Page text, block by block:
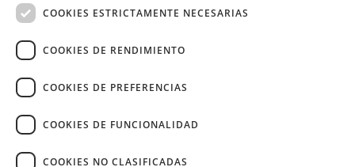
Image
COOKIES ESTRICTAMENTE NECESARIAS
COOKIES DE RENDIMIENTO
COOKIES DE PREFERENCIAS
COOKIES DE FUNCIONALIDAD
COOKIES NO CLASIFICADAS